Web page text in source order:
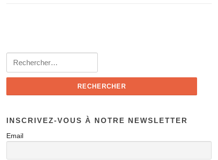
INSCRIVEZ-VOUS À NOTRE NEWSLETTER
Email